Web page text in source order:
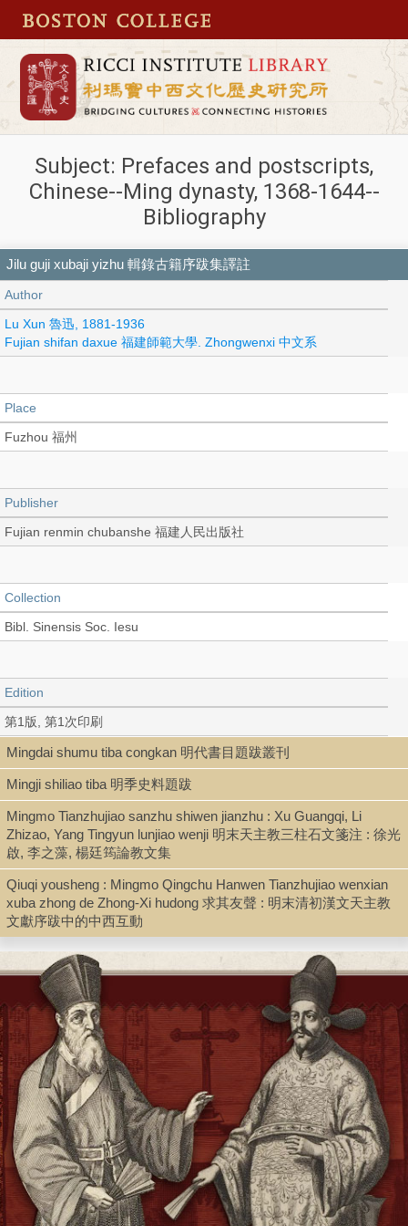
Subject: Prefaces and postscripts,
Chinese--Ming dynasty, 1368-1644--
Bibliography
Jilu guji xubaji yizhu 輯錄古籍序跋集譯註
Author
Lu Xun 魯迅, 1881-1936
Fujian shifan daxue 福建師範大學. Zhongwenxi 中文系
Place
Fuzhou 福州
Publisher
Fujian renmin chubanshe 福建人民出版社
Collection
Bibl. Sinensis Soc. Iesu
Edition
第1版, 第1次印刷
Language
Chinese 中文[簡體]
Type
Book
Shelf
Stacks
Call Number
PL2754.J568 L898 1980
Description
2, 2, 292 p. ; 19 cm.
Mingdai shumu tiba congkan 明代書目題跋叢刊
Mingji shiliao tiba 明季史料題跋
Mingmo Tianzhujiao sanzhu shiwen jianzhu : Xu Guangqi, Li
Zhizao, Yang Tingyun lunjiao wenji 明末天主教三柱石文箋注 : 徐光
啟, 李之藻, 楊廷筠論教文集
Qiuqi yousheng : Mingmo Qingchu Hanwen Tianzhujiao wenxian
xuba zhong de Zhong-Xi hudong 求其友聲 : 明末清初漢文天主教
文獻序跋中的中西互動